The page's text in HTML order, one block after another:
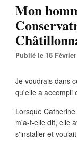
Mon
Publié le 16
Je voudrais dans
qu'elle a accompli
Lorsque
m'a-t-elle dit, elle
s'installer et